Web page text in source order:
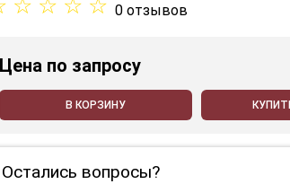
☆ ☆ ☆ ☆ 0 отзывов
Цена по запросу
В КОРЗИНУ
Остались вопросы?